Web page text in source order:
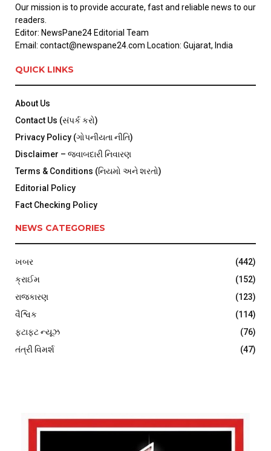
Our mission is to provide accurate, fast and reliable news to our
readers.
Editor: NewsPane24 Editorial Team
Email: contact@newspane24.com Location: Gujarat, India
QUICK LINKS
About Us
Contact Us (સંપર્ક કરો)
Privacy Policy (ગોપનીયતા નીતિ)
Disclaimer – જવાબદારી નિવારણ
Terms & Conditions (નિયમો અને શરતો)
Editorial Policy
Fact Checking Policy
NEWS CATEGORIES
ખબર
(442)
ક્રાઈમ
(152)
રાજકારણ
(123)
વૈશ્વિક
(114)
ફટાફટ ન્યૂઝ
(76)
તંત્રી વિમર્શ
(47)